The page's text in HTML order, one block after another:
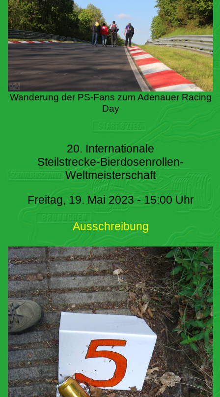
Wanderung der PS-Fans zum Adenauer Racing
Day
20. Internationale
Steilstrecke-Bierdosenrollen-
Weltmeisterschaft
Freitag, 19. Mai 2023 - 15:00 Uhr
Ausschreibung